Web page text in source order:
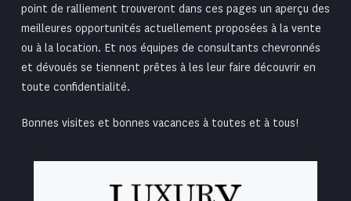
point de ralliement trouveront dans ces pages un aperçu des
meilleures opportunités actuellement proposées à la vente
ou à la location. Et nos équipes de consultants chevronnés
et dévoués se tiennent prêtes à les leur faire découvrir en
toute confidentialité.
Bonnes visites et bonnes vacances à toutes et à tous !